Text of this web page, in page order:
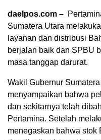
daelpos.com –
Sumatera Utara
layanan dan distribusi
berjalan baik dan SPBU
masa tanggap darurat.
Wakil Gubernur
menyampaikan bahwa
dan sekitarnya telah
Pertamina. Setelah
menegaskan bahwa stok